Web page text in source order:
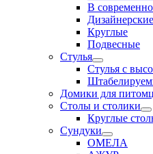
В
Дизайнерские
Круглые
Подвесные
Стулья
Стулья с
Домики для
Столы и столики
Круглые
Сундуки
ОМЕЛА